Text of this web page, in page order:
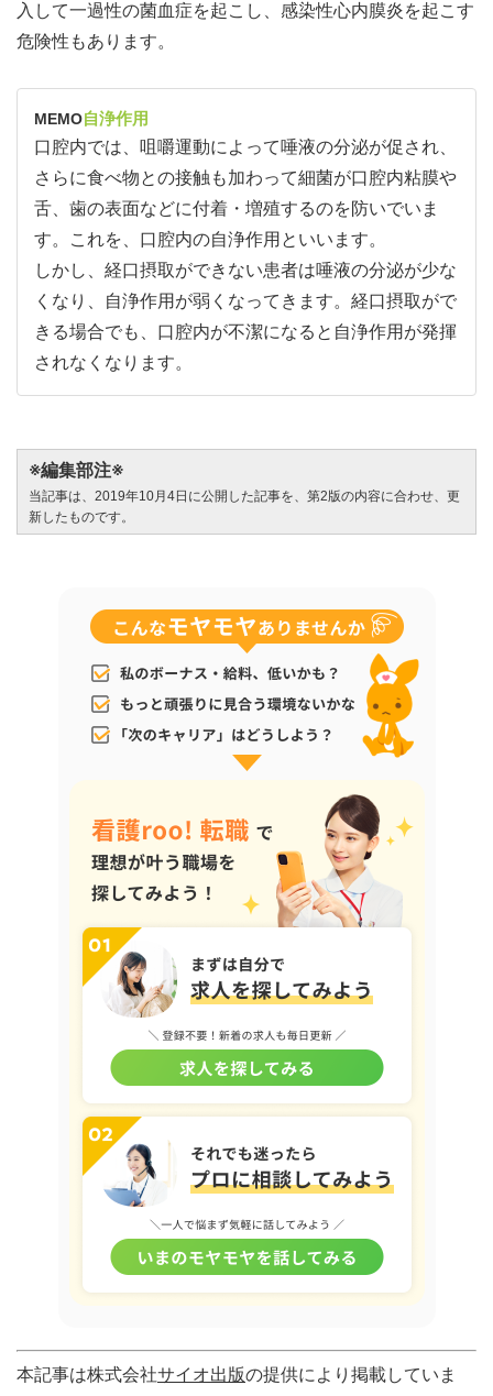
入して一過性の菌血症を起こし、感染性心内膜炎を起こす
危険性もあります。
MEMO自浄作用
口腔内では、咀嚼運動によって唾液の分泌が促され、
さらに食べ物との接触も加わって細菌が口腔内粘膜や
舌、歯の表面などに付着・増殖するのを防いでいま
す。これを、口腔内の自浄作用といいます。
しかし、経口摂取ができない患者は唾液の分泌が少な
くなり、自浄作用が弱くなってきます。経口摂取がで
きる場合でも、口腔内が不潔になると自浄作用が発揮
されなくなります。
※編集部注※
当記事は、2019年10月4日に公開した記事を、第2版の内容に合わせ、更
新したものです。
本記事は株式会社サイオ出版の提供により掲載していま